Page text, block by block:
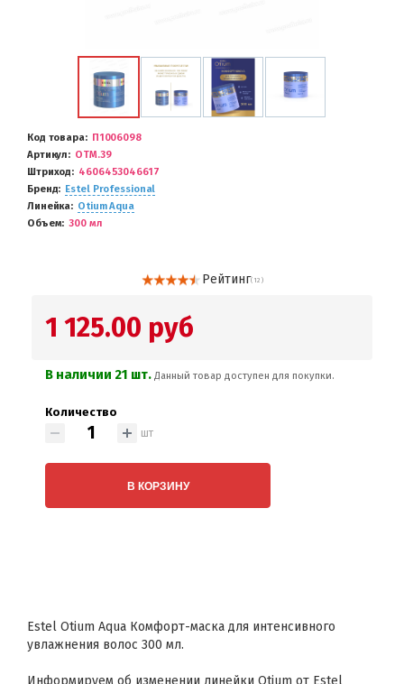
Код товара
П1006098
Артикул
ОТM.39
Штриход
4606453046617
Бренд
Estel Professional
Линейка
Otium Aqua
Объем
300 мл
Рейтинг( 12 )
1 125.00 руб
В наличии 21 шт. Данный товар доступен для покупки.
Количество
шт
В КОРЗИНУ
Estel Otium Aqua Комфорт-маска для интенсивного
увлажнения волос 300 мл.
Информируем об изменении линейки Otium от Estel